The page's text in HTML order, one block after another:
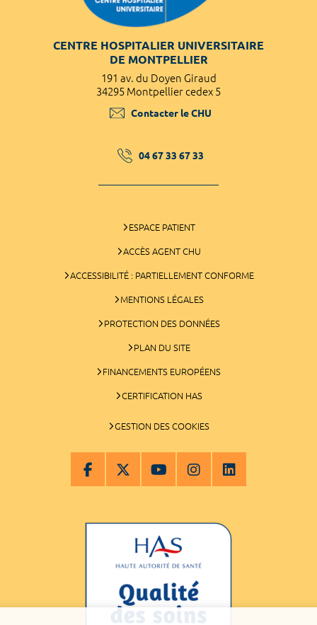
CENTRE HOSPITALIER UNIVERSITAIRE
DE MONTPELLIER
191 av. du Doyen Giraud
34295 Montpellier cedex 5
Contacter le CHU
04 67 33 67 33
ESPACE PATIENT
ACCÈS AGENT CHU
ACCESSIBILITÉ : PARTIELLEMENT CONFORME
MENTIONS LÉGALES
PROTECTION DES DONNÉES
PLAN DU SITE
FINANCEMENTS EUROPÉENS
CERTIFICATION HAS
GESTION DES COOKIES